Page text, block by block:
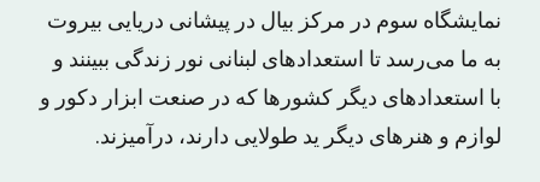
نمایشگاه سوم در مرکز بیال در پیشانی دریایی بیروت
به ما می‌رسد تا استعدادهای لبنانی نور زندگی ببینند و
با استعدادهای دیگر کشورها که در صنعت ابزار دکور و
لوازم و هنرهای دیگر ید طولایی دارند، درآمیزند.